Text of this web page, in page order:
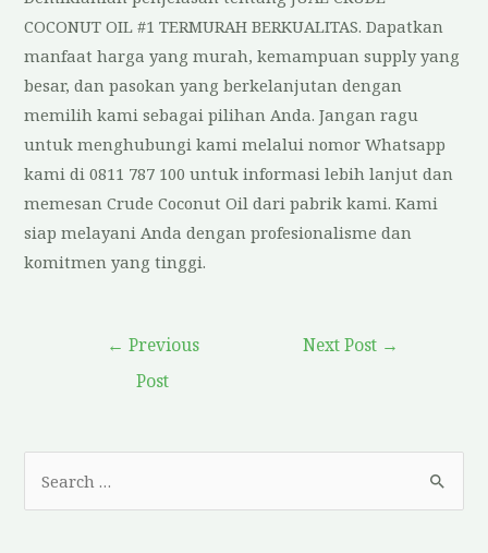
COCONUT OIL #1 TERMURAH BERKUALITAS. Dapatkan
manfaat harga yang murah, kemampuan supply yang
besar, dan pasokan yang berkelanjutan dengan
memilih kami sebagai pilihan Anda. Jangan ragu
untuk menghubungi kami melalui nomor Whatsapp
kami di 0811 787 100 untuk informasi lebih lanjut dan
memesan Crude Coconut Oil dari pabrik kami. Kami
siap melayani Anda dengan profesionalisme dan
komitmen yang tinggi.
← Previous
Post
Next Post →